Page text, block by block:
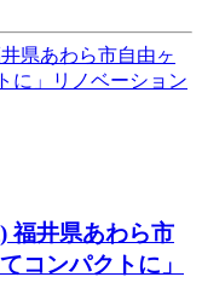
福井県あわら市
コンパクトに」